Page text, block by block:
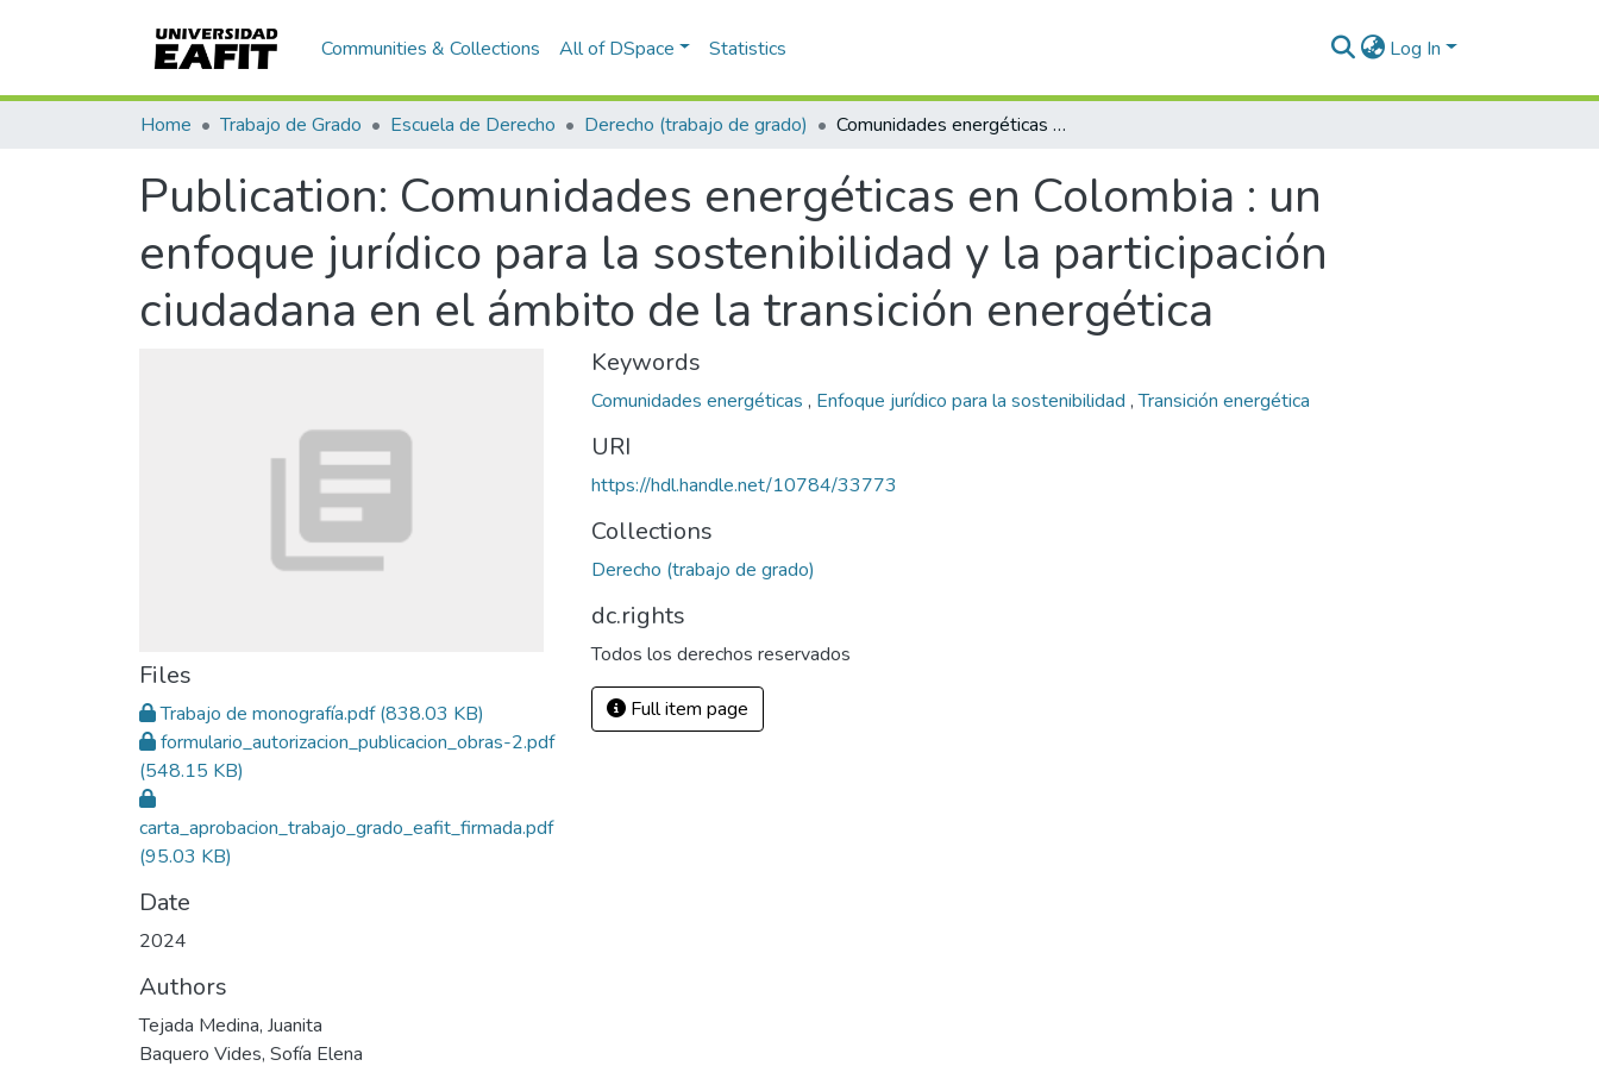
Communities & Collections All of DSpace Statistics Log In
Home Trabajo de Grado Escuela de Derecho Derecho (trabajo de grado) Comunidades energéticas en Colombia : un enfoque jurídico para la sostenibilidad y la participación ciudadana en el ámbito de la transición energética
Publication: Comunidades energéticas en Colombia : un
enfoque jurídico para la sostenibilidad y la participación
ciudadana en el ámbito de la transición energética
Files
Trabajo de monografía.pdf(838.03 KB)
formulario_autorizacion_publicacion_obras-2.pdf
(548.15 KB)
carta_aprobacion_trabajo_grado_eafit_firmada.pdf
(95.03 KB)
Date
2024
Authors
Tejada Medina, Juanita
Baquero Vides, Sofía Elena
Keywords
Comunidades energéticas , Enfoque jurídico para la sostenibilidad ,Transición energética
URI
https://hdl.handle.net/10784/33773
Collections
Derecho (trabajo de grado)
dc.rights
Todos los derechos reservados
Full item page